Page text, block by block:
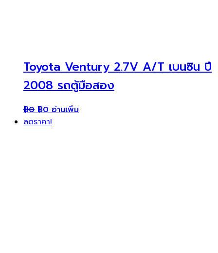
Toyota Ventury 2.7V A/T เบนซิน ปี
2008 รถตู้มือสอง
฿0 ฿0 อ่านเพิ่ม
ลดราคา!